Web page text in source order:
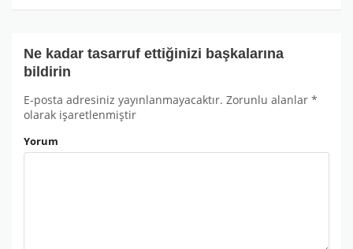
Ne kadar tasarruf ettiğinizi başkalarına
bildirin
E-posta adresiniz yayınlanmayacaktır. Zorunlu alanlar *
olarak işaretlenmiştir
Yorum